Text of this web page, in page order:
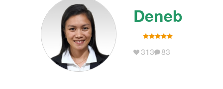
Deneb
313 83